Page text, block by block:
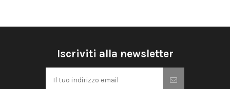
Iscriviti alla newsletter